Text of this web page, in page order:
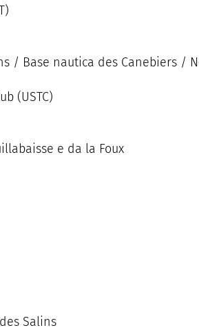
/ Base nautica des Canebiers /
(USTC)
e da la Foux
Salins